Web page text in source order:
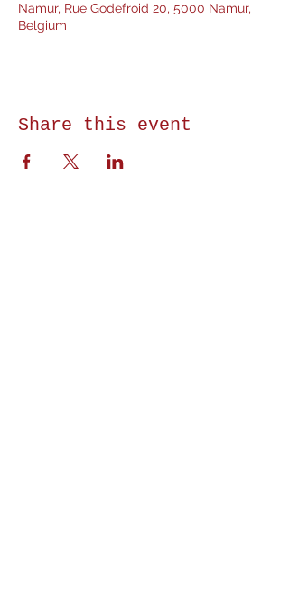
Namur, Rue Godefroid 20, 5000 Namur,
Belgium
Share this event